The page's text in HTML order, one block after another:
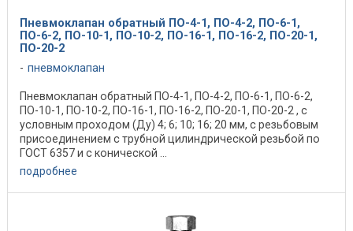
Пневмоклапан обратный ПО-4-1, ПО-4-2, ПО-6-1,
ПО-6-2, ПО-10-1, ПО-10-2, ПО-16-1, ПО-16-2, ПО-20-1,
ПО-20-2
пневмоклапан
Пневмоклапан обратный ПО-4-1, ПО-4-2, ПО-6-1, ПО-6-2,
ПО-10-1, ПО-10-2, ПО-16-1, ПО-16-2, ПО-20-1, ПО-20-2 , с
условным проходом (Ду) 4; 6; 10; 16; 20 мм, с резьбовым
присоединением с трубной цилиндрической резьбой по
ГОСТ 6357 и с конической ...
подробнее